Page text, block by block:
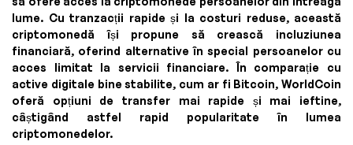
lume. Cu tranzacții rapide și la costuri reduse, această
criptomonedă își propune să crească incluziunea
financiară, oferind alternative în special persoanelor cu
acces limitat la servicii financiare. În comparație cu
active digitale bine stabilite, cum ar fi Bitcoin, WorldCoin
oferă opțiuni de transfer mai rapide și mai ieftine,
câștigând astfel rapid popularitate în lumea
criptomonedelor.